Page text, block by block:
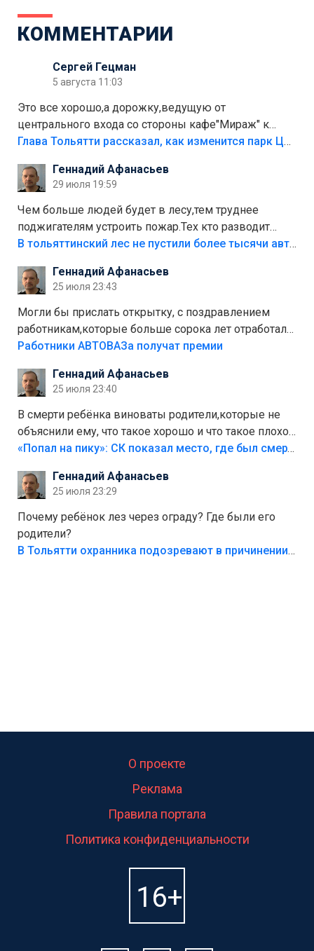
КОММЕНТАРИИ
Сергей Гецман
5 августа 11:03
Это все хорошо,а дорожку,ведущую от
центрального входа со стороны кафе"Мираж" к
аттракционам слабо доделать?А то бордюры
лежала в парке и испортилась.Да еще,видимо,часть
украли.
Глава Тольятти рассказал, как изменится парк Центрального района
Геннадий Афанасьев
29 июля 19:59
Чем больше людей будет в лесу,тем труднее
поджигателям устроить пожар.Тех кто разводит
костры,тех надо безбожно штрафовать.Камер полно
Штрафы мизерные.
В тольяттинский лес не пустили более тысячи автомобилей
Геннадий Афанасьев
25 июля 23:43
Могли бы прислать открытку, с поздравлением
работникам,которые больше сорока лет отработали
на предприятии.
Работники АВТОВАЗа получат премии
Геннадий Афанасьев
25 июля 23:40
В смерти ребёнка виноваты родители,которые не
объяснили ему, что такое хорошо и что такое плохо!
Лезть через такой забор,верх безумия,есть же
свою судьбу.
«Попал на пику»: СК показал место, где был смертельно травмирован ребенок в Тольятти
Геннадий Афанасьев
25 июля 23:29
Почему ребёнок лез через ограду? Где были его
родители?
В Тольятти охранника подозревают в причинении смерти ребенку
О проекте
Реклама
Правила портала
Политика конфиденциальности